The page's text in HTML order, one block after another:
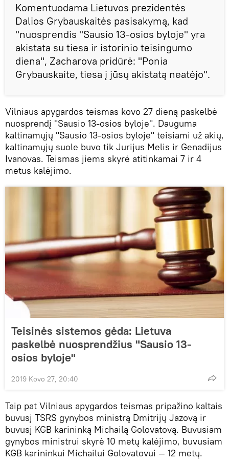
Komentuodama Lietuvos prezidentės
Dalios Grybauskaitės pasisakymą, kad
"nuosprendis "Sausio 13-osios byloje" yra
akistata su tiesa ir istorinio teisingumo
diena", Zacharova pridūrė: "Ponia
Grybauskaite, tiesa į jūsų akistatą neatėjo".
Vilniaus apygardos teismas kovo 27 dieną paskelbė
nuosprendį "Sausio 13-osios byloje". Dauguma
kaltinamųjų "Sausio 13-osios byloje" teisiami už akių,
kaltinamųjų suole buvo tik Jurijus Melis ir Genadijus
Ivanovas. Teismas jiems skyrė atitinkamai 7 ir 4
metus kalėjimo.
Teisinės sistemos gėda: Lietuva
paskelbė nuosprendžius "Sausio 13-
osios byloje"
2019 Kovo 27, 20:40
Taip pat Vilniaus apygardos teismas pripažino kaltais
buvusį TSRS gynybos ministrą Dmitrijų Jazovą ir
buvusį KGB karininką Michailą Golovatovą. Buvusiam
gynybos ministrui skyrė 10 metų kalėjimo, buvusiam
KGB karininkui Michailui Golovatovui ― 12 metų.